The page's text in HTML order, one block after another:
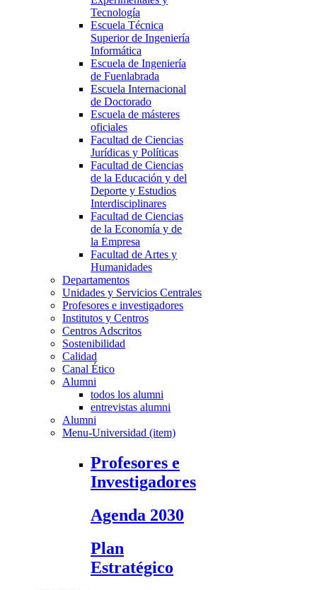
Tecnología
Escuela Técnica
Superior de Ingeniería
Informática
Escuela de Ingeniería
de Fuenlabrada
Escuela Internacional
de Doctorado
Escuela de másteres
oficiales
Facultad de Ciencias
Jurídicas y Políticas
Facultad de Ciencias
de la Educación y del
Deporte y Estudios
Interdisciplinares
Facultad de Ciencias
de la Economía y de
la Empresa
Facultad de Artes y
Humanidades
Departamentos
Unidades y Servicios Centrales
Profesores e investigadores
Institutos y Centros
Centros Adscritos
Sostenibilidad
Calidad
Canal Ético
Alumni
todos los alumni
entrevistas alumni
Alumni
Menu-Universidad (item)
Profesores e
Investigadores
Agenda 2030
Plan
Estratégico